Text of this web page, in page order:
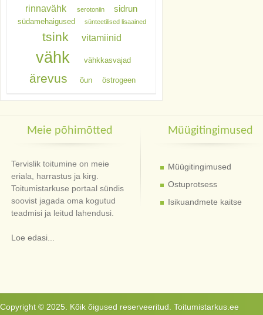
rinnavähk serotoniin sidrun
südamehaigused sünteetilised lisaained
tsink vitamiinid
vähk vähkkasvajad
ärevus õun östrogeen
Meie põhimõtted
Tervislik toitumine on meie
eriala, harrastus ja kirg.
Toitumistarkuse portaal sündis
soovist jagada oma kogutud
teadmisi ja leitud lahendusi.
Loe edasi...
Müügitingimused
Müügitingimused
Ostuprotsess
Isikuandmete kaitse
Copyright © 2025. Kõik õigused reserveeritud. Toitumistarkus.ee